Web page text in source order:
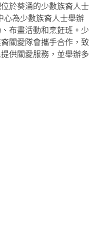
於葵涌的少數族裔人士
為少數族裔人士舉辦
布畫活動和烹飪班。少
關愛隊會攜手合作，致
供關愛服務，並舉辦多